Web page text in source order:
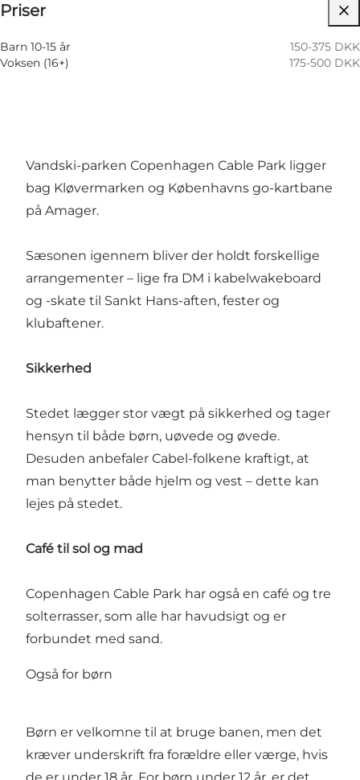
Priser
Barn 10-15 år
150-375 DKK
Voksen (16+)
175-500 DKK
Vandski-parken Copenhagen Cable Park ligger
bag Kløvermarken og Københavns go-kartbane
på Amager.
Sæsonen igennem bliver der holdt forskellige
arrangementer – lige fra DM i kabelwakeboard
og -skate til Sankt Hans-aften, fester og
klubaftener.
Sikkerhed
Stedet lægger stor vægt på sikkerhed og tager
hensyn til både børn, uøvede og øvede.
Desuden anbefaler Cabel-folkene kraftigt, at
man benytter både hjelm og vest – dette kan
lejes på stedet.
Café til sol og mad
Copenhagen Cable Park har også en café og tre
solterrasser, som alle har havudsigt og er
forbundet med sand.
Også for børn
Børn er velkomne til at bruge banen, men det
kræver underskrift fra forældre eller værge, hvis